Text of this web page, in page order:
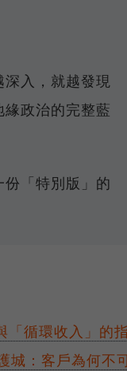
入，就越發現
政治的完整藍
「特別版」的
「循環收入」的指
城：客戶為何不